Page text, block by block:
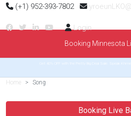
(+1) 952-393-7802
Login
Booking Minnesota
Get 40% OFF with the Pretty Big Deal Sale. Speak
Home Song
Booking Live